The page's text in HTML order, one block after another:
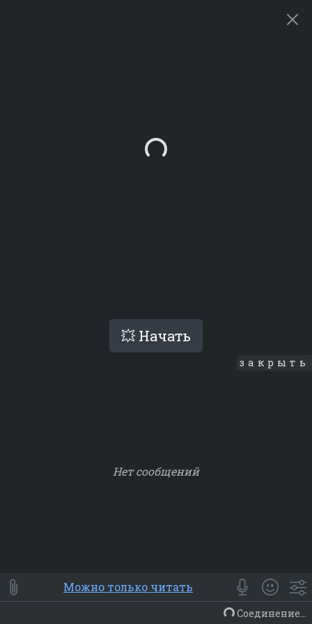
💥 Начать
закрыть
Нет сообщений
⭐ Мои Smile
😀 Emoji
Смайлики
Люди Животные Еда Объекты
Можно только читать
Соединение...